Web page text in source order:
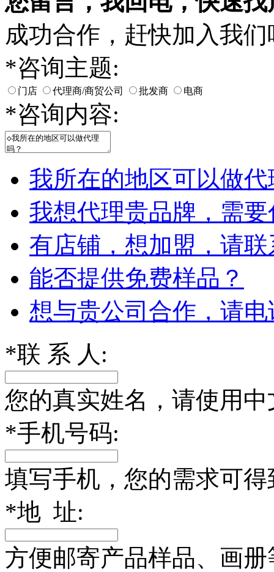
成功合作，赶快加入我们
*咨询主题:
门店 代理商/商贸公司 批发商 电商
*咨询内容:
我所在的地区可以做
我想代理贵品牌，需
有店铺，想加盟，请
能否提供免费样品？
想与贵公司合作，请
*联 系 人:
您的真实姓名，请使用中
*手机号码:
填写手机，您的需求可
*地 址:
方便邮寄产品样品、画